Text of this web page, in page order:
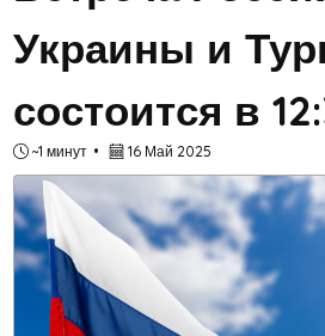
Украины и
состоится в
~1 минут 16 Май 2025